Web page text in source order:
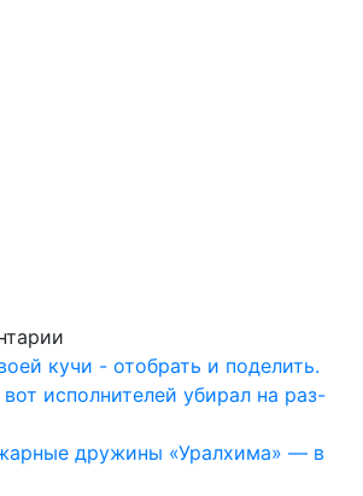
кучи - отобрать и поделить.
исполнителей убирал на раз-
дружины «Уралхима» — в